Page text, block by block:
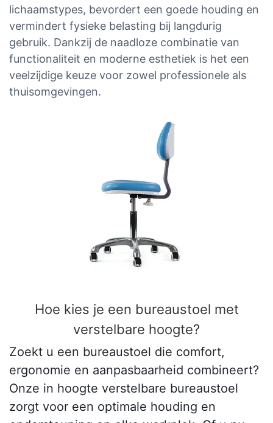
lichaamstypes, bevordert een goede houding en
vermindert fysieke belasting bij langdurig
gebruik. Dankzij de naadloze combinatie van
functionaliteit en moderne esthetiek is het een
veelzijdige keuze voor zowel professionele als
thuisomgevingen.
Hoe kies je een bureaustoel met
verstelbare hoogte?
Zoekt u een bureaustoel die comfort,
ergonomie en aanpasbaarheid combineert?
Onze in hoogte verstelbare bureaustoel
zorgt voor een optimale houding en